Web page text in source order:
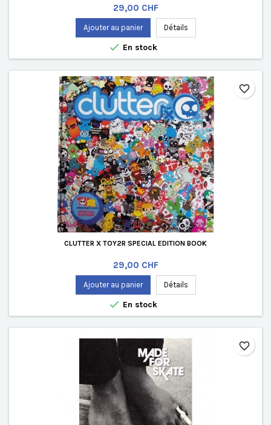
Prix
29,00 CHF
Ajouter au panier Détails
 En stock
CLUTTER X TOY2R SPECIAL EDITION BOOK
Prix
29,00 CHF
Ajouter au panier Détails
 En stock
favorite_border
favorite_border